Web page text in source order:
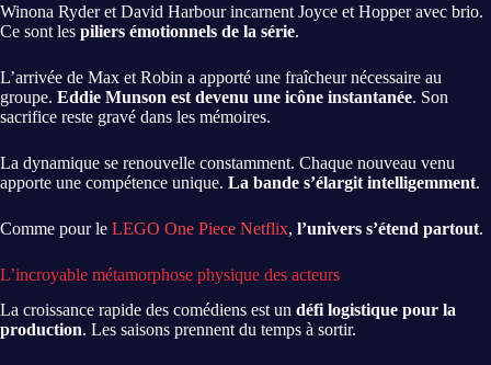
Winona Ryder et David Harbour incarnent Joyce et Hopper avec brio.
Ce sont les piliers émotionnels de la série.
L’arrivée de Max et Robin a apporté une fraîcheur nécessaire au
groupe. Eddie Munson est devenu une icône instantanée. Son
sacrifice reste gravé dans les mémoires.
La dynamique se renouvelle constamment. Chaque nouveau venu
apporte une compétence unique. La bande s’élargit intelligemment.
Comme pour le LEGO One Piece Netflix, l’univers s’étend partout.
L’incroyable métamorphose physique des acteurs
La croissance rapide des comédiens est un défi logistique pour la
production. Les saisons prennent du temps à sortir.